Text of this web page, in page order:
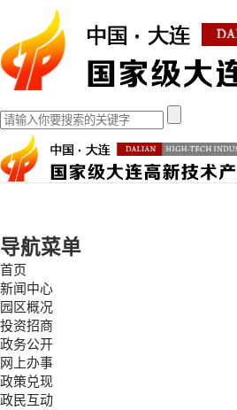
导航菜单
首页
新闻中心
园区概况
投资招商
政务公开
网上办事
政策兑现
政民互动